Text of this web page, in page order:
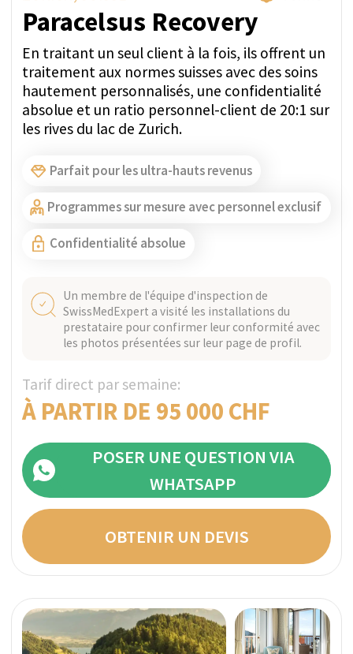
Tarif direct par semaine:
À PARTIR DE 27 250 CHF
OBTENIR UN DEVIS
POSER UNE QUESTION VIA
WHATSAPP
ZURICH, SUISSE
The Balance RehabClinic
Vérifié
Tarif direct par semaine:
Programmes ambulatoires sur mesure et
addictions, offrant une prise en charge
individuelle et un traitement multidisciplinaire
personnalisé.
À PARTIR DE 24 800 CHF
POSER UNE QUESTION VIA
Un membre de l'équipe d'inspection de
SwissMedExpert a visité les installations du
les photos présentées sur leur page de profil.
Programmes sur mesure avec personnel exclusif
Confidentialité absolue